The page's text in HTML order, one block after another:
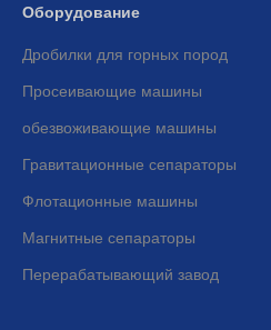
Оборудование
Дробилки для горных пород
Просеивающие машины
обезвоживающие машины
Гравитационные сепараторы
Флотационные машины
Магнитные сепараторы
Перерабатывающий завод